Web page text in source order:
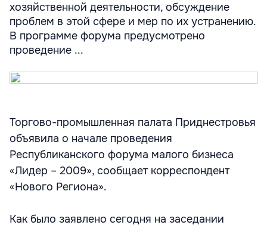
хозяйственной деятельности, обсуждение
проблем в этой сфере и мер по их устранению.
В программе форума предусмотрено
проведение ...
Торгово-промышленная палата Приднестровья
объявила о начале проведения
Республиканского форума малого бизнеса
«Лидер – 2009», сообщает корреспондент
«Нового Региона».
Как было заявлено сегодня на заседании